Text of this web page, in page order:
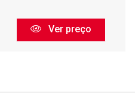
Ver preço